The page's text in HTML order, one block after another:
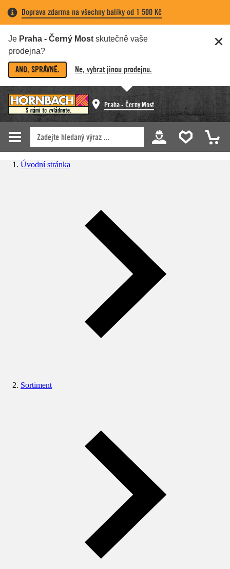
Doprava zdarma na všechny balíky od 1 500 Kč
Je Praha - Černý Most skutečně vaše
prodejna?
ANO, SPRÁVNĚ. Ne, vybrat jinou prodejnu.
Praha - Černý Most
Úvodní stránka
Sortiment